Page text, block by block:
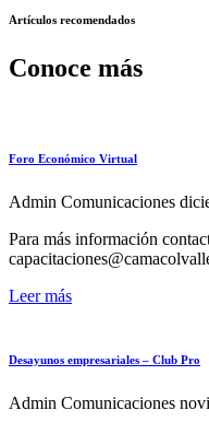
Artículos recomendados
Conoce más
Foro Económico Virtual
Admin Comunicaciones
Para más información
Leer más
Desayunos empresariales – Club Pro
Admin Comunicaciones